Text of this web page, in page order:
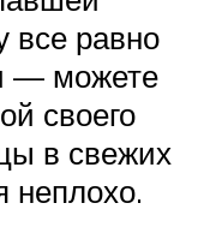
все равно
— можете
своего
в свежих
неплохо.